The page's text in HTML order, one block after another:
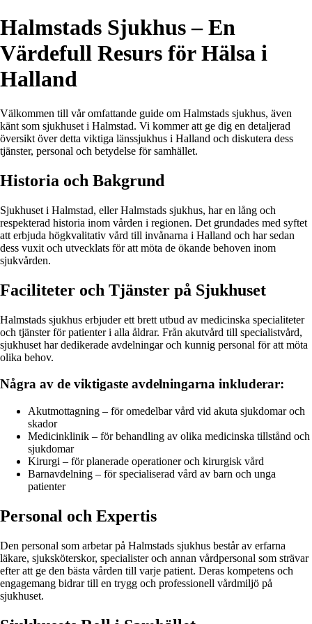
Halmstads Sjukhus – En
Värdefull Resurs för Hälsa i
Halland
Välkommen till vår omfattande guide om Halmstads sjukhus, även
känt som sjukhuset i Halmstad. Vi kommer att ge dig en detaljerad
översikt över detta viktiga länssjukhus i Halland och diskutera dess
tjänster, personal och betydelse för samhället.
Historia och Bakgrund
Sjukhuset i Halmstad, eller Halmstads sjukhus, har en lång och
respekterad historia inom vården i regionen. Det grundades med syftet
att erbjuda högkvalitativ vård till invånarna i Halland och har sedan
dess vuxit och utvecklats för att möta de ökande behoven inom
sjukvården.
Faciliteter och Tjänster på Sjukhuset
Halmstads sjukhus erbjuder ett brett utbud av medicinska specialiteter
och tjänster för patienter i alla åldrar. Från akutvård till specialistvård,
sjukhuset har dedikerade avdelningar och kunnig personal för att möta
olika behov.
Några av de viktigaste avdelningarna inkluderar:
Akutmottagning – för omedelbar vård vid akuta sjukdomar och
skador
Medicinklinik – för behandling av olika medicinska tillstånd och
sjukdomar
Kirurgi – för planerade operationer och kirurgisk vård
Barnavdelning – för specialiserad vård av barn och unga
patienter
Personal och Expertis
Den personal som arbetar på Halmstads sjukhus består av erfarna
läkare, sjuksköterskor, specialister och annan vårdpersonal som strävar
efter att ge den bästa vården till varje patient. Deras kompetens och
engagemang bidrar till en trygg och professionell vårdmiljö på
sjukhuset.